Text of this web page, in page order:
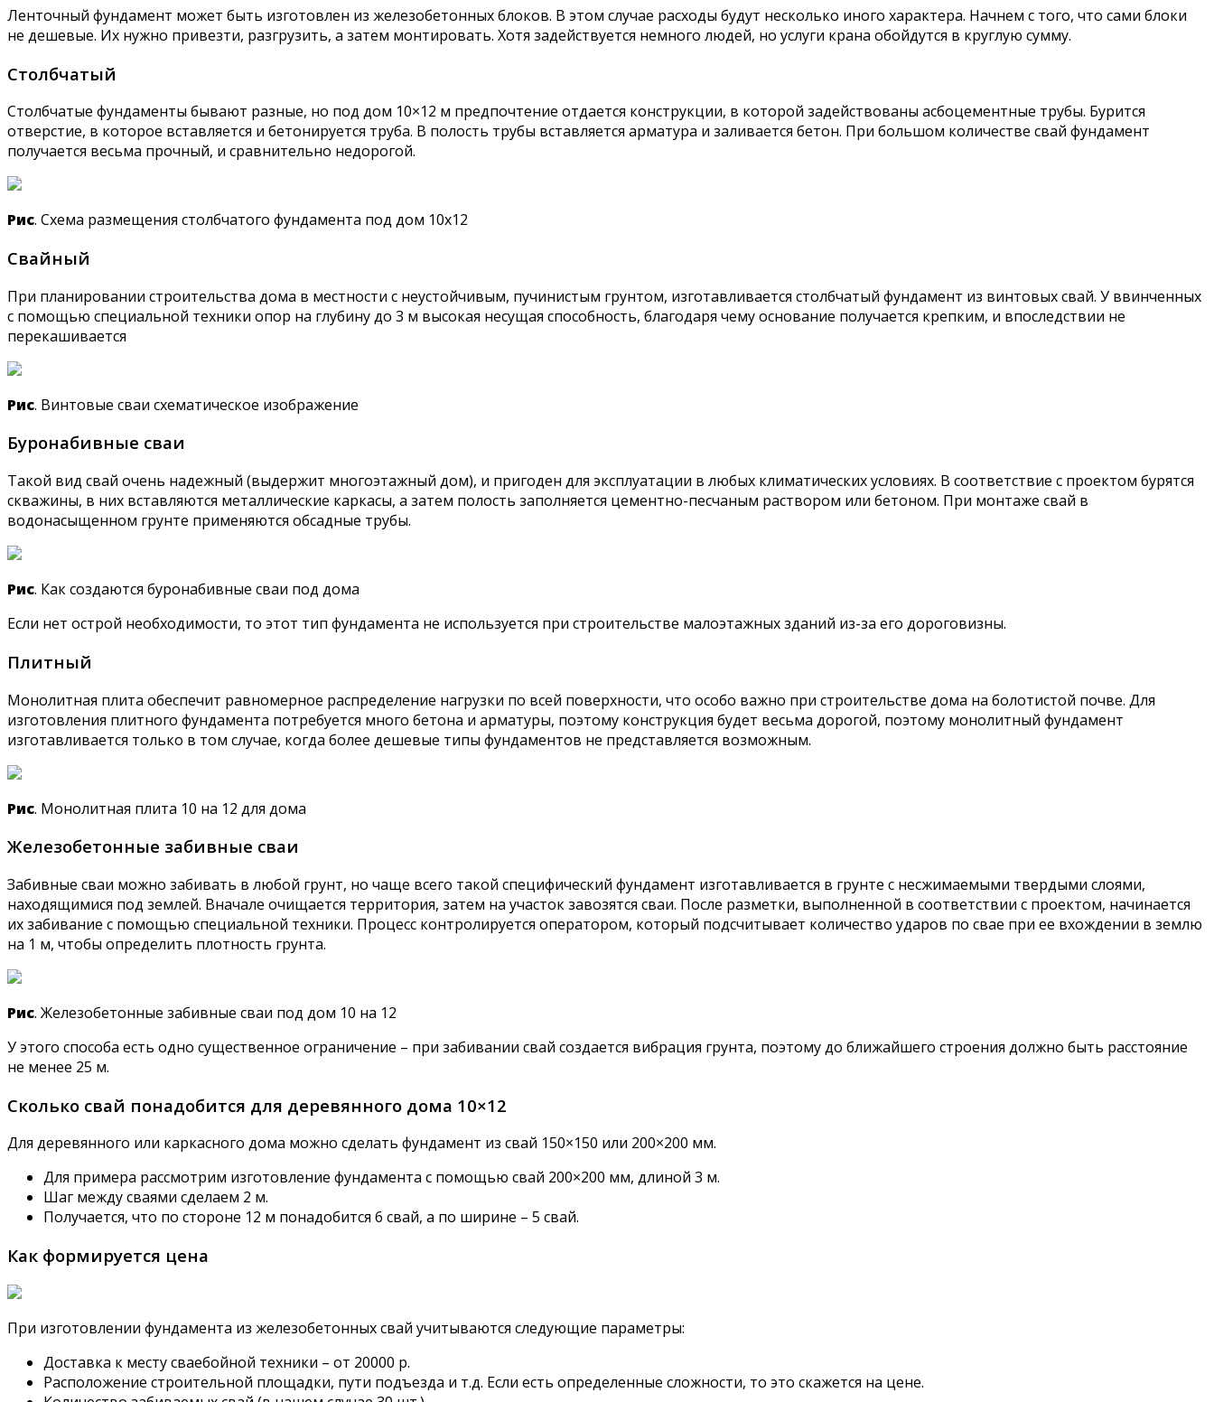
Ленточный фундамент может быть изготовлен из железобетонных блоков. В этом случае расходы будут несколько иного характера. Начнем с того, что сами блоки
не дешевые. Их нужно привезти, разгрузить, а затем монтировать. Хотя задействуется немного людей, но услуги крана обойдутся в круглую сумму.
Столбчатый
Столбчатые фундаменты бывают разные, но под дом 10×12 м предпочтение отдается конструкции, в которой задействованы асбоцементные трубы. Бурится
отверстие, в которое вставляется и бетонируется труба. В полость трубы вставляется арматура и заливается бетон. При большом количестве свай фундамент
получается весьма прочный, и сравнительно недорогой.
Рис. Схема размещения столбчатого фундамента под дом 10х12
Свайный
При планировании строительства дома в местности с неустойчивым, пучинистым грунтом, изготавливается столбчатый фундамент из винтовых свай. У ввинченных
с помощью специальной техники опор на глубину до 3 м высокая несущая способность, благодаря чему основание получается крепким, и впоследствии не
перекашивается
Рис. Винтовые сваи схематическое изображение
Буронабивные сваи
Такой вид свай очень надежный (выдержит многоэтажный дом), и пригоден для эксплуатации в любых климатических условиях. В соответствие с проектом бурятся
скважины, в них вставляются металлические каркасы, а затем полость заполняется цементно-песчаным раствором или бетоном. При монтаже свай в
водонасыщенном грунте применяются обсадные трубы.
Рис. Как создаются буронабивные сваи под дома
Если нет острой необходимости, то этот тип фундамента не используется при строительстве малоэтажных зданий из-за его дороговизны.
Плитный
Монолитная плита обеспечит равномерное распределение нагрузки по всей поверхности, что особо важно при строительстве дома на болотистой почве. Для
изготовления плитного фундамента потребуется много бетона и арматуры, поэтому конструкция будет весьма дорогой, поэтому монолитный фундамент
изготавливается только в том случае, когда более дешевые типы фундаментов не представляется возможным.
Рис. Монолитная плита 10 на 12 для дома
Железобетонные забивные сваи
Забивные сваи можно забивать в любой грунт, но чаще всего такой специфический фундамент изготавливается в грунте с несжимаемыми твердыми слоями,
находящимися под землей. Вначале очищается территория, затем на участок завозятся сваи. После разметки, выполненной в соответствии с проектом, начинается
их забивание с помощью специальной техники. Процесс контролируется оператором, который подсчитывает количество ударов по свае при ее вхождении в землю
на 1 м, чтобы определить плотность грунта.
Рис. Железобетонные забивные сваи под дом 10 на 12
У этого способа есть одно существенное ограничение – при забивании свай создается вибрация грунта, поэтому до ближайшего строения должно быть расстояние
не менее 25 м.
Сколько свай понадобится для деревянного дома 10×12
Для деревянного или каркасного дома можно сделать фундамент из свай 150×150 или 200×200 мм.
Для примера рассмотрим изготовление фундамента с помощью свай 200×200 мм, длиной 3 м.
Шаг между сваями сделаем 2 м.
Получается, что по стороне 12 м понадобится 6 свай, а по ширине – 5 свай.
Как формируется цена
При изготовлении фундамента из железобетонных свай учитываются следующие параметры:
Доставка к месту сваебойной техники – от 20000 р.
Расположение строительной площадки, пути подъезда и т.д. Если есть определенные сложности, то это скажется на цене.